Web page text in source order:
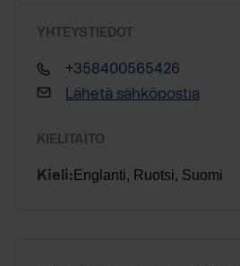
YHTEYSTIEDOT
+358400565426
Lähetä sähköpostia
KIELITAITO
Kieli: Englanti, Ruotsi, Suomi